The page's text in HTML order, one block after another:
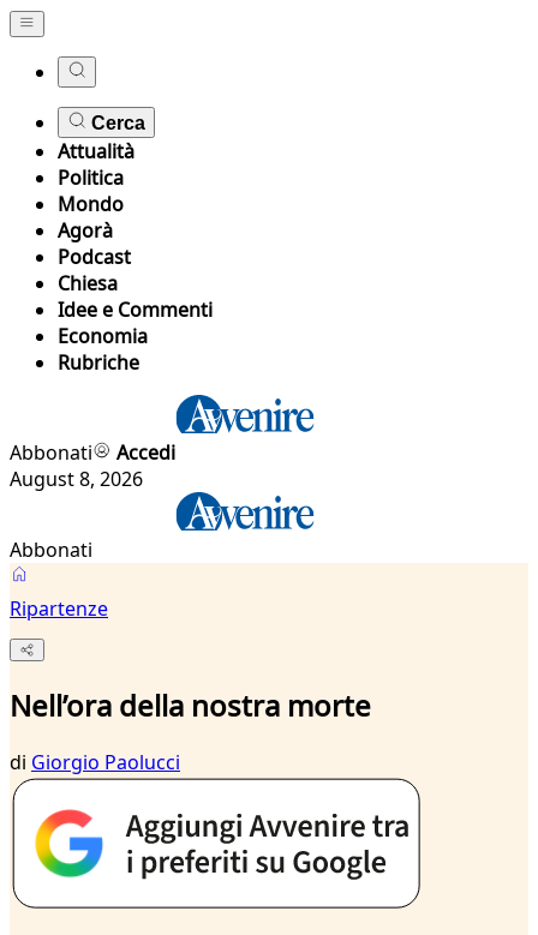
Cerca
Attualità
Politica
Mondo
Agorà
Podcast
Chiesa
Idee e Commenti
Economia
Rubriche
Abbonati
Accedi
August 8, 2026
Abbonati
Ripartenze
Nell’ora della nostra morte
di Giorgio Paolucci